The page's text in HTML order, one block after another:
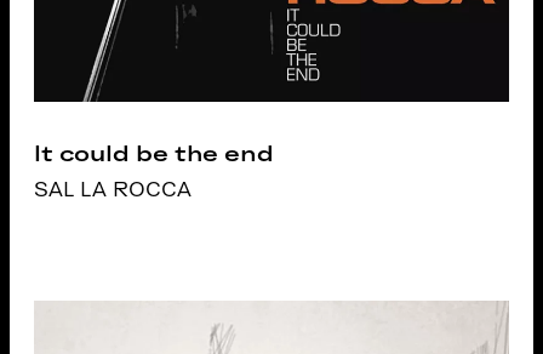
It could be the end
SAL LA ROCCA